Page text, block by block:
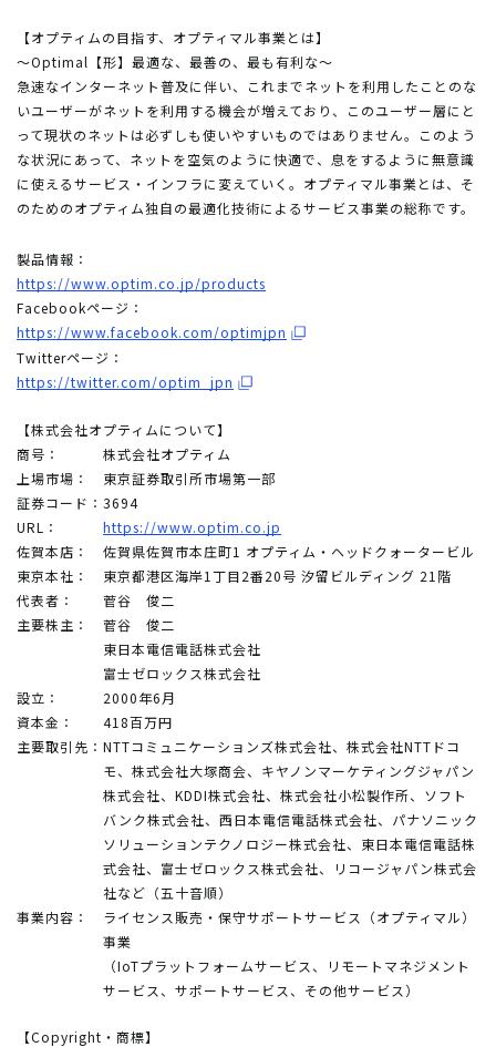
【オプティムの目指す、オプティマル事業とは】
～Optimal【形】最適な、最善の、最も有利な～
急速なインターネット普及に伴い、これまでネットを利用したことのな
いユーザーがネットを利用する機会が増えており、このユーザー層にと
って現状のネットは必ずしも使いやすいものではありません。このよう
な状況にあって、ネットを空気のように快適で、息をするように無意識
に使えるサービス・インフラに変えていく。オプティマル事業とは、そ
のためのオプティム独自の最適化技術によるサービス事業の総称です。
製品情報：
https://www.optim.co.jp/products
Facebookページ：
https://www.facebook.com/optimjpn
Twitterページ：
https://twitter.com/optim_jpn
【株式会社オプティムについて】
商号：
株式会社オプティム
上場市場：
東京証券取引所市場第一部
証券コード： 3694
URL：
https://www.optim.co.jp
佐賀本店：
佐賀県佐賀市本庄町1 オプティム・ヘッドクォータービル
東京本社：
東京都港区海岸1丁目2番20号 汐留ビルディング 21階
代表者：
菅谷 俊二
主要株主：
菅谷 俊二
東日本電信電話株式会社
富士ゼロックス株式会社
設立：
2000年6月
資本金：
418百万円
主要取引先： NTTコミュニケーションズ株式会社、株式会社NTTドコ
モ、株式会社大塚商会、キヤノンマーケティングジャパン
株式会社、KDDI株式会社、株式会社小松製作所、ソフト
バンク株式会社、西日本電信電話株式会社、パナソニック
ソリューションテクノロジー株式会社、東日本電信電話株
式会社、富士ゼロックス株式会社、リコージャパン株式会
社など（五十音順）
事業内容：
ライセンス販売・保守サポートサービス（オプティマル）
事業
（IoTプラットフォームサービス、リモートマネジメント
サービス、サポートサービス、その他サービス）
【Copyright・商標】